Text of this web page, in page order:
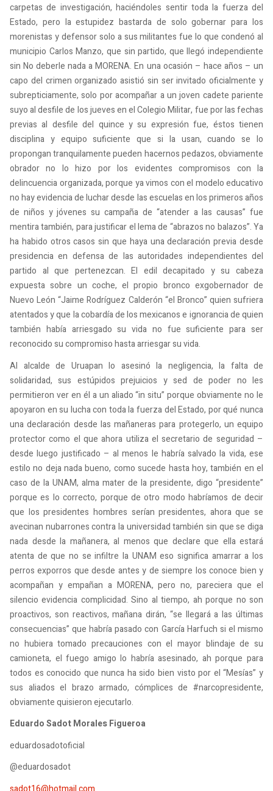
carpetas de investigación, haciéndoles sentir toda la fuerza del
Estado, pero la estupidez bastarda de solo gobernar para los
morenistas y defensor solo a sus militantes fue lo que condenó al
municipio Carlos Manzo, que sin partido, que llegó independiente
sin No deberle nada a MORENA. En una ocasión – hace años – un
capo del crimen organizado asistió sin ser invitado oficialmente y
subrepticiamente, solo por acompañar a un joven cadete pariente
suyo al desfile de los jueves en el Colegio Militar, fue por las fechas
previas al desfile del quince y su expresión fue, éstos tienen
disciplina y equipo suficiente que si la usan, cuando se lo
propongan tranquilamente pueden hacernos pedazos, obviamente
obrador no lo hizo por los evidentes compromisos con la
delincuencia organizada, porque ya vimos con el modelo educativo
no hay evidencia de luchar desde las escuelas en los primeros años
de niños y jóvenes su campaña de “atender a las causas” fue
mentira también, para justificar el lema de “abrazos no balazos”. Ya
ha habido otros casos sin que haya una declaración previa desde
presidencia en defensa de las autoridades independientes del
partido al que pertenezcan. El edil decapitado y su cabeza
expuesta sobre un coche, el propio bronco exgobernador de
Nuevo León “Jaime Rodríguez Calderón “el Bronco” quien sufriera
atentados y que la cobardía de los mexicanos e ignorancia de quien
también había arriesgado su vida no fue suficiente para ser
reconocido su compromiso hasta arriesgar su vida.
Al alcalde de Uruapan lo asesinó la negligencia, la falta de
solidaridad, sus estúpidos prejuicios y sed de poder no les
permitieron ver en él a un aliado “in situ” porque obviamente no le
apoyaron en su lucha con toda la fuerza del Estado, por qué nunca
una declaración desde las mañaneras para protegerlo, un equipo
protector como el que ahora utiliza el secretario de seguridad –
desde luego justificado – al menos le habría salvado la vida, ese
estilo no deja nada bueno, como sucede hasta hoy, también en el
caso de la UNAM, alma mater de la presidente, digo “presidente”
porque es lo correcto, porque de otro modo habríamos de decir
que los presidentes hombres serían presidentes, ahora que se
avecinan nubarrones contra la universidad también sin que se diga
nada desde la mañanera, al menos que declare que ella estará
atenta de que no se infiltre la UNAM eso significa amarrar a los
perros exporros que desde antes y de siempre los conoce bien y
acompañan y empañan a MORENA, pero no, pareciera que el
silencio evidencia complicidad. Sino al tiempo, ah porque no son
proactivos, son reactivos, mañana dirán, “se llegará a las últimas
consecuencias” que habría pasado con García Harfuch si el mismo
no hubiera tomado precauciones con el mayor blindaje de su
camioneta, el fuego amigo lo habría asesinado, ah porque para
todos es conocido que nunca ha sido bien visto por el “Mesías” y
sus aliados el brazo armado, cómplices de #narcopresidente,
obviamente quisieron ejecutarlo.
Eduardo Sadot Morales Figueroa
eduardosadotoficial
@eduardosadot